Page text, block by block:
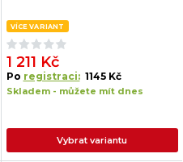
VÍCE VARIANT
1 211 Kč
Po registraci: 1145 Kč
Skladem - můžete mít dnes
Vybrat variantu